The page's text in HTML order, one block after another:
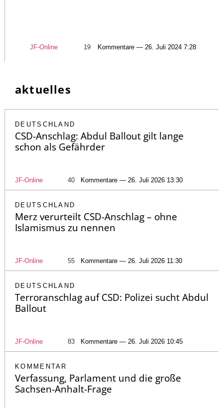
JF-Online 19 Kommentare — 26. Juli 2024 7:28
aktuelles
DEUTSCHLAND
CSD-Anschlag: Abdul Ballout gilt lange
schon als Gefährder
JF-Online 40 Kommentare — 26. Juli 2026 13:30
DEUTSCHLAND
Merz verurteilt CSD-Anschlag – ohne
Islamismus zu nennen
JF-Online 55 Kommentare — 26. Juli 2026 11:30
DEUTSCHLAND
Terroranschlag auf CSD: Polizei sucht Abdul
Ballout
JF-Online 83 Kommentare — 26. Juli 2026 10:45
KOMMENTAR
Verfassung, Parlament und die große
Sachsen-Anhalt-Frage